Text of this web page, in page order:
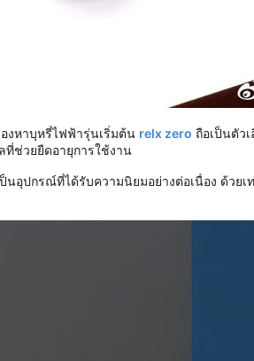
งหาบุหรี่ไฟฟ้ารุ่นเริ่มต้น relx zero ถือเป็นตัว
ที่ช่วยยืดอายุการใช้งาน
ป็นอุปกรณ์ที่ได้รับความนิยมอย่างต่อเนื่อง ด้ว